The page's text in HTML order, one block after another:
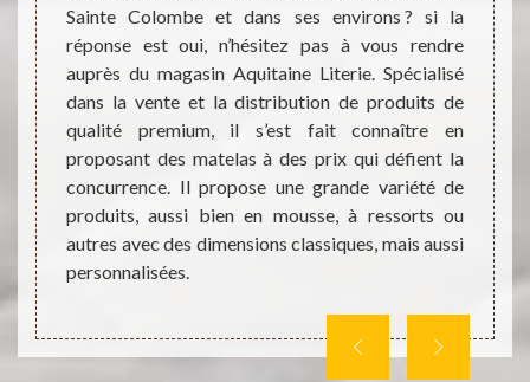
a
et
des
plus
les
Sainte Colombe et dans ses environs ? si la
réponse est oui, n’hésitez pas à vous rendre
auprès du magasin Aquitaine Literie. Spécialisé
dans la vente et la distribution de produits de
qualité premium, il s’est fait connaître en
proposant des matelas à des prix qui défient la
concurrence. Il propose une grande variété de
produits, aussi bien en mousse, à ressorts ou
autres avec des dimensions classiques, mais aussi
personnalisées.
vous